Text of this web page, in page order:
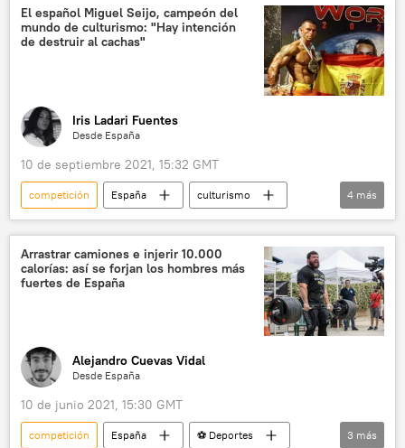
ganador
Perú juegos
El español Miguel Seijo, campeón del
mundo de culturismo: "Hay intención
de destruir al cachas"
Iris Ladari Fuentes
Desde España
10 de septiembre 2021, 15:32 GMT
competición España
culturismo
músculos
💬 Entrevistas
⚽ Deportes
📝 Reportajes
4 más
Arrastrar camiones e injerir 10.000
calorías: así se forjan los hombres más
fuertes de España
Alejandro Cuevas Vidal
Desde España
10 de junio 2021, 15:30 GMT
competición España
⚽ Deportes
3 más